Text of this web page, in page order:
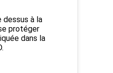
dessus à la
protéger
dans la